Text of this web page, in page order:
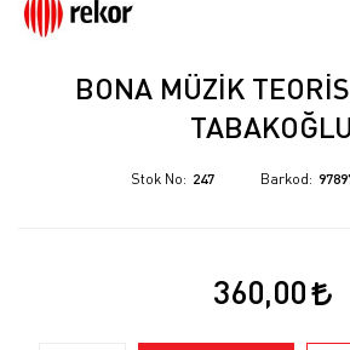
BONA MÜZIK
TABAKOĞLU
Stok No 247 Barkod
360,00